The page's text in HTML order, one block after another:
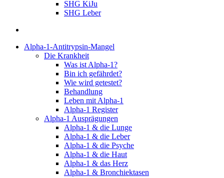
SHG KiJu
SHG Leber
Alpha-1-Antitrypsin-Mangel
Die Krankheit
Was ist Alpha-1?
Bin ich gefährdet?
Wie wird getestet?
Behandlung
Leben mit Alpha-1
Alpha-1 Register
Alpha-1 Ausprägungen
Alpha-1 & die Lunge
Alpha-1 & die Leber
Alpha-1 & die Psyche
Alpha-1 & die Haut
Alpha-1 & das Herz
Alpha-1 & Bronchiektasen